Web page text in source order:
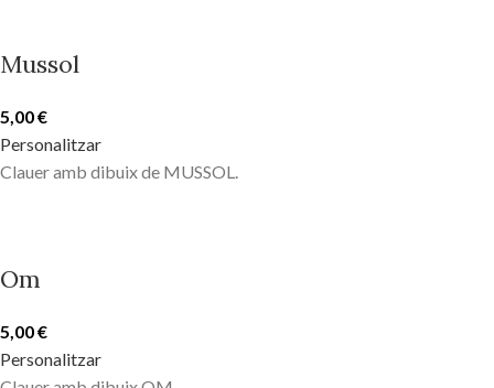
Mussol
5,00€
Personalitzar
Clauer amb dibuix de MUSSOL.
Om
5,00€
Personalitzar